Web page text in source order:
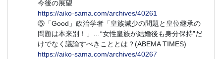
今後の展望
https://aiko-sama.com/archives/40261
⑤「Good」政治学者「皇族減少の問題と皇位継承の
問題は本来別！」…“女性皇族が結婚後も身分保持”だ
けでなく議論すべきこととは？(ABEMA TIMES)
https://aiko-sama.com/archives/40267